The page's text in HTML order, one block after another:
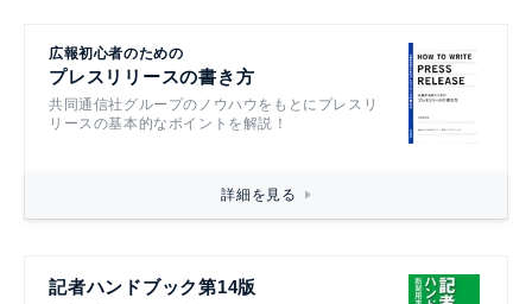
広報初心者のための
プレスリリースの書き方
共同通信社グループのノウハウをもとにプレスリ
リースの基本的なポイントを解説！
詳細を見る
記者ハンドブック第14版